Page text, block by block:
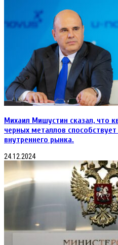
Михаил Мишустин сказал, что
черных металлов
внутреннего рынка.
24.12.2024